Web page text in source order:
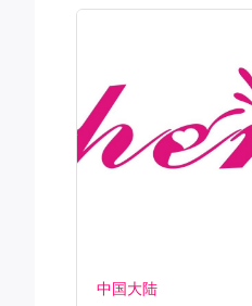
中国大陆